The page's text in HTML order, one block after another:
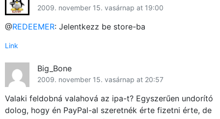
2009. november 15. vasárnap at 19:00
@REDEEMER: Jelentkezz be store-ba
Link
Big_Bone
2009. november 15. vasárnap at 20:57
Valaki feldobná valahová az ipa-t? Egyszerűen undorító
dolog, hogy én PayPal-al szeretnék érte fizetni érte, de